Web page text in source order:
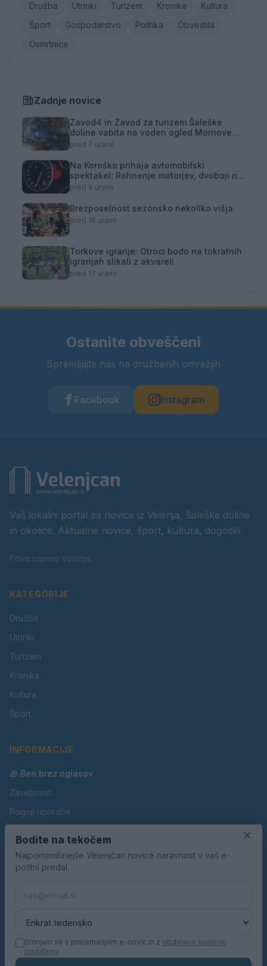
Družba Utrinki Turizem Kronika
Kultura
Šport
Gospodarstvo Politika
Obvestila
Osmrtnice
Zadnje novice
Zavod4 in Zavod za turizem Šaleške
doline vabita na voden ogled Mornove
zijalke
pred 7 urami
Na Koroško prihaja avtomobilski
spektakel: Rohnenje motorjev, dvoboji na
progah in atraktivni Car Meet
pred 9 urami
Brezposelnost sezonsko nekoliko višja
pred 16 urami
Torkove igrarije: Otroci bodo na tokratnih
igrarijah slikali z akvareli
pred 17 urami
Ostanite obveščeni
Spremljajte nas na družbenih omrežjih
Facebook Instagram
Vaš lokalni portal za novice iz Velenja, Šaleške doline
in okolice. Aktualne novice, šport, kultura, dogodki.
Povezujemo Velenje.
KATEGORIJE
Družba
Utrinki
Turizem
Kronika
Kultura
Šport
INFORMACIJE
🎁 Beri brez oglasov
Zasebnost
Pogoji uporabe
Oglaševanje
Kontakt
×
Bodite na tekočem
Najpomembnejše Velenjčan novice naravnost v vaš e-
poštni predal.
Strinjam se s prejemanjem e-novic in z obdelavo osebnih
podatkov.